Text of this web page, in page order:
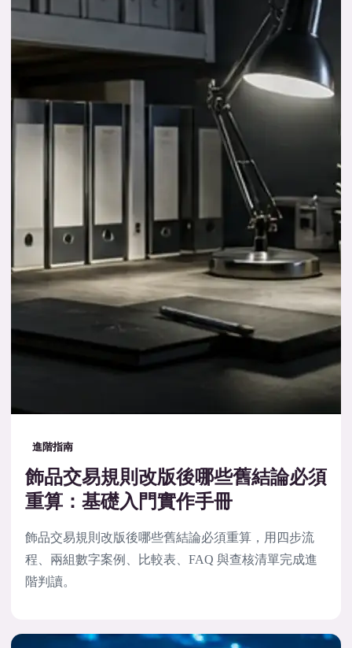
進階指南
飾品交易規則改版後哪些舊結論必須
重算：基礎入門實作手冊
飾品交易規則改版後哪些舊結論必須重算，用四步流
程、兩組數字案例、比較表、FAQ 與查核清單完成進
階判讀。